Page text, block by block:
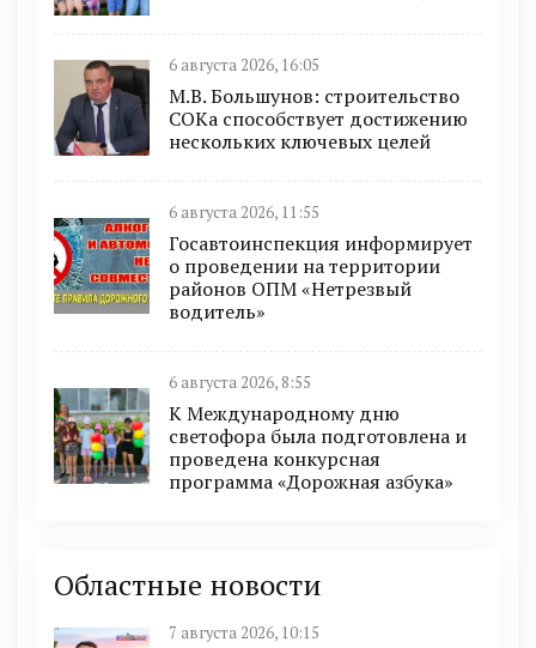
6 августа 2026, 16:05
М.В. Большунов: строительство
СОКа способствует достижению
нескольких ключевых целей
6 августа 2026, 11:55
Госавтоинспекция информирует
о проведении на территории
районов ОПМ «Нетрезвый
водитель»
6 августа 2026, 8:55
К Международному дню
светофора была подготовлена и
проведена конкурсная
программа «Дорожная азбука»
Областные новости
7 августа 2026, 10:15